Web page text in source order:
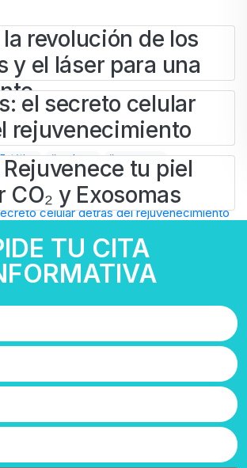
revolución de los
y el láser para una
#exolaser #exosomas
el secreto celular
rejuvenecimiento
# exosomas
tu piel
CO₂ y Exosomas
#exolaser # exosomas
TU CITA